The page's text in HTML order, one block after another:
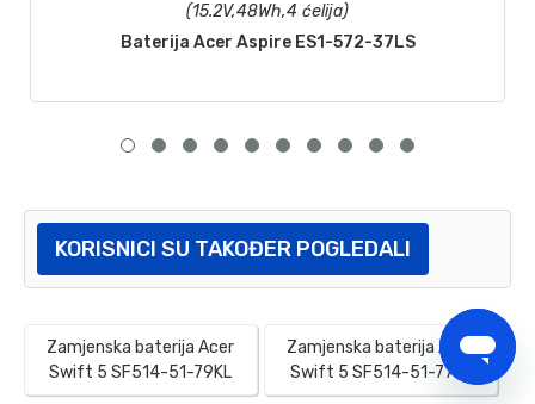
(15.2V,48Wh,4 ćelija)
Baterija Acer Aspire ES1-572-37LS
KORISNICI SU TAKOĐER POGLEDALI
Zamjenska baterija Acer
Swift 5 SF514-51-79KL
Zamjenska baterija Acer
Swift 5 SF514-51-77F1